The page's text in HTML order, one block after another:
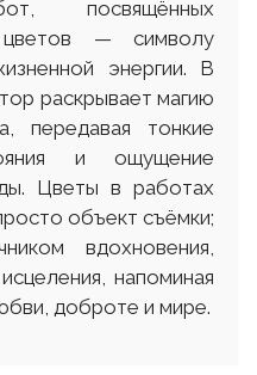
посвящённых
цветов — символу
энергии. В
раскрывает магию
передавая тонкие
и ощущение
Цветы в работах
объект съёмки;
вдохновения,
напоминая
доброте и мире.